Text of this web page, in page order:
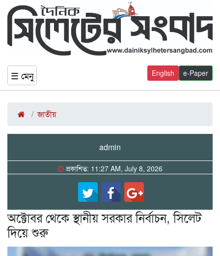
☰ মেনু e-Paper
English
জাতীয়
admin
প্রকাশিত: 11:27 AM, July 8, 2026
অক্টোবর থেকে স্থানীয় সরকার নির্বাচন, সিলেট
দিয়ে শুরু